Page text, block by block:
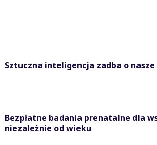
Sztuczna inteligencja zadba o
Bezpłatne badania prenatalne dla
niezależnie od wieku